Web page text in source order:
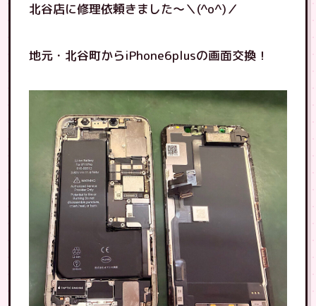
北谷店に修理依頼きました〜＼(^o^)／
地元・北谷町からiPhone6plusの画面交換！